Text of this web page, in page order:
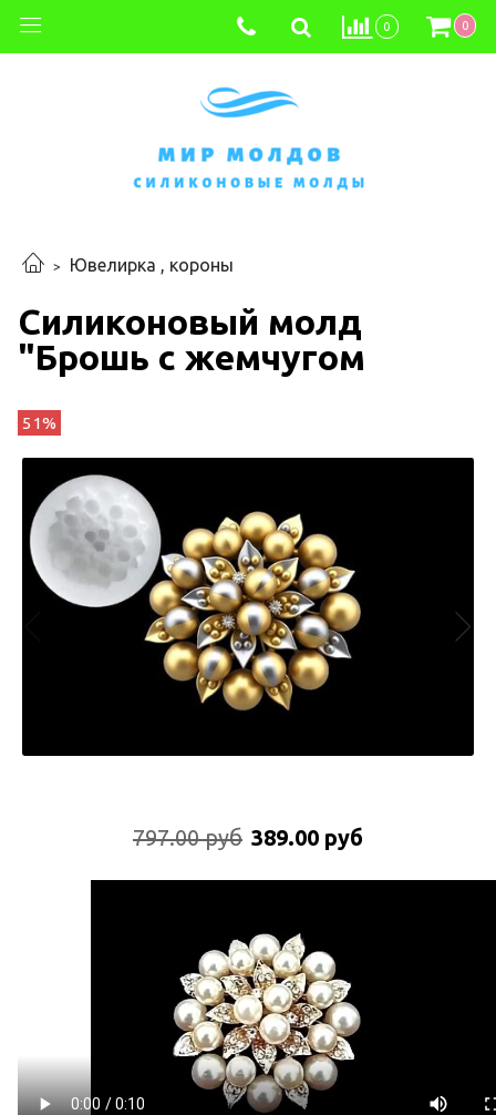
0 0
Ювелирка , короны
Силиконовый молд
"Брошь с жемчугом
51%
797.00 руб 389.00 руб